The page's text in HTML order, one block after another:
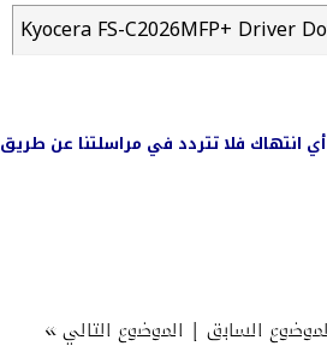
Kyocera FS-C2026MFP+ Driver
انتهاك فلا تتردد في مراسلتنا عن طريق
السابق| الموضوع التالي»